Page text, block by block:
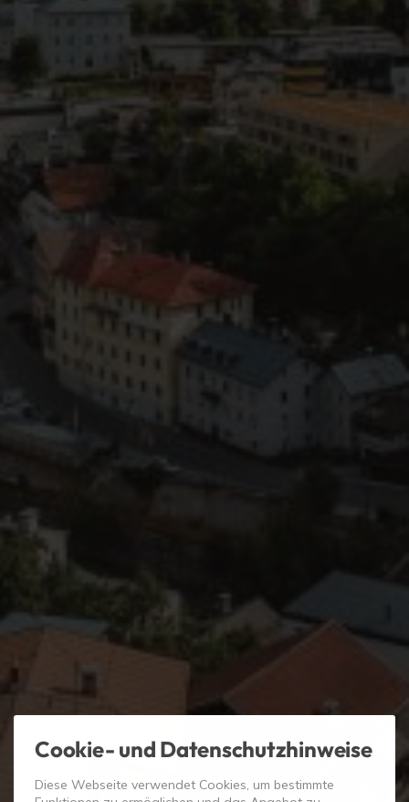
Cookie- und Datenschutzhinweise
Diese Webseite verwendet Cookies, um bestimmte